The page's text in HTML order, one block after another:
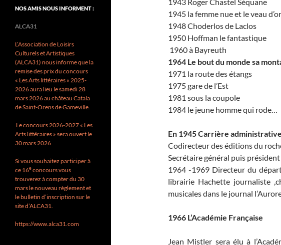
1945 la femme nue et le veau d’or
1948 Choderlos de Laclos
1950 Hoffman le fantastique
1960 à Bayreuth
1964 Le bout du monde sa
1971 la route des étangs
1975 gare de l’Est
1981 sous la coupole
1984 le jeune homme qui rode…
En 1945 Carrière
Codirecteur des éditions du
Secrétaire général puis
1964 -1969 Directeur du
librairie Hachette journaliste
musicales dans le journal
1966 L’Académie Française
Jean Mistler sera élu à
NOS AMIS NOUS INFORMENT :
ALCA31
L’Association de Loisirs
Culturels et Artistiques
(ALCA31) nous informe que la
remise des prix du concours
« Les Arts littéraires » 2025-
2026 aura lieu le samedi 28
mars 2026 au château Catala
de Saint-Orens de Gameville.
Le concours 2026-2027 « Les
Arts littéraires » sera ouvert le
30 mars 2026
Si vous souhaitez participer à
ce 16econcours vous
trouverez à compter du 30
mars le nouveau règlement et
le bulletin d’inscription sur le
site d’ALCA31.
https://www.alca31.com